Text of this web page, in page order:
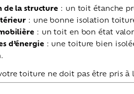
de la structure : un toit étanche
: une bonne isolation
: un toit en bon état
d’énergie: une toiture bien
toiture ne doit pas être pris à